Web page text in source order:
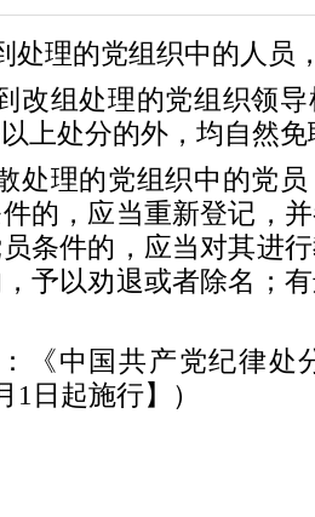
处理的党组织中的人员
改组处理的党组织领
上处分的外，均自然免
处理的党组织中的党
的，应当重新登记，
条件的，应当对其进
予以劝退或者除名；
：《中国共产党纪律处
1日起施行】）